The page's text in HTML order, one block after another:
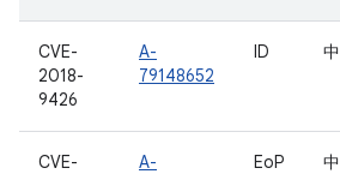
CVE-
2018-
9426
A-
79148652
ID 中
CVE-
A-
EoP 中